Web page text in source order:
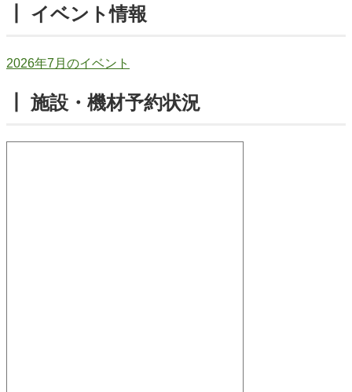
┃ イベント情報
2026年7月のイベント
┃ 施設・機材予約状況